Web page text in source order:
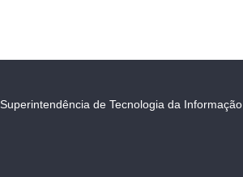
Superintendência de Tecnologia da Informação